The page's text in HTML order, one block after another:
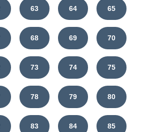
63 64 65
68 69 70
73 74 75
78 79 80
83 84 85